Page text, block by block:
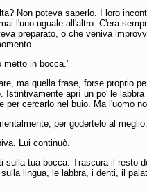
Non poteva saperlo. I loro
l'uno uguale all'altro. C'era
preparato, o che veniva
metto in bocca."
ma quella frase, forse proprio
Istintivamente aprì un po' le
per cercarlo nel buio. Ma l'uomo
per godertelo al
Lui continuò.
sulla tua bocca. Trascura il resto
lingua, le labbra, i denti, il